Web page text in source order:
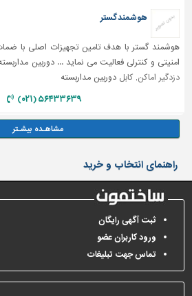
هوشمند گستر
هوشمند گستر با هدف تامین تجهیزات اصلی با
امنیتی و کنترلی فعالیت می نماید ... دوربین
دزدگیر اماکن,کابل دوربین مداربسته
۵۶۴۳۳۶۳۹ (۰۲۱)
راهنمای انتخاب و خرید
ثبت آگهی رایگان
ورود کاربران عضو
تماس جهت تبلیغات